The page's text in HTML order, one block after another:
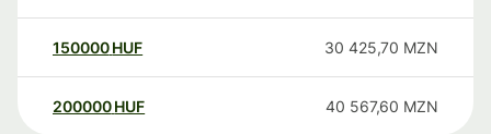
150000 HUF 30 425,70 MZN
200000 HUF 40 567,60 MZN